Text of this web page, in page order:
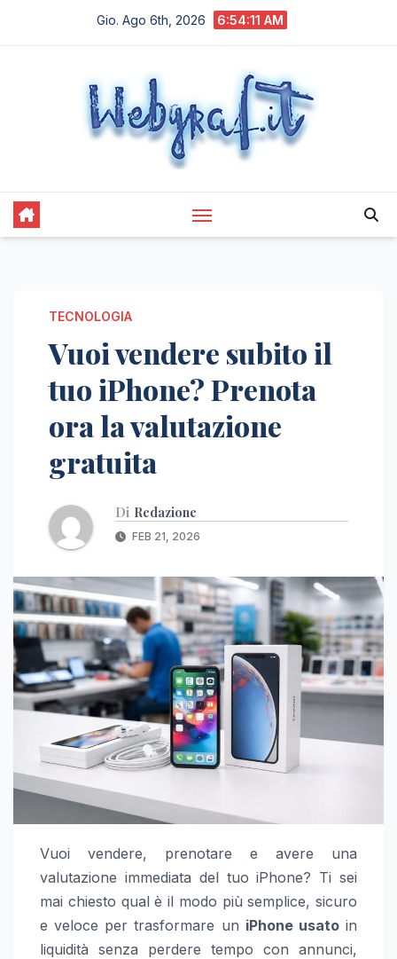
Gio. Ago 6th, 2026 6:54:12 AM
TECNOLOGIA
Vuoi vendere subito il
tuo iPhone? Prenota
ora la valutazione
gratuita
Di Redazione
FEB 21, 2026
Vuoi vendere, prenotare e avere una
valutazione immediata del tuo iPhone? Ti sei
mai chiesto qual è il modo più semplice, sicuro
e veloce per trasformare un iPhone usatoin
liquidità senza perdere tempo con annunci,